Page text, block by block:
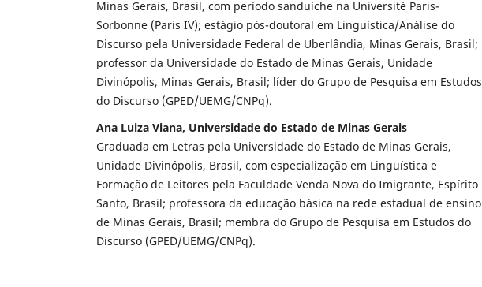
Minas Gerais, Brasil, com período sanduíche na Université Paris-
Sorbonne (Paris IV); estágio pós-doutoral em Linguística/Análise do
Discurso pela Universidade Federal de Uberlândia, Minas Gerais, Brasil;
professor da Universidade do Estado de Minas Gerais, Unidade
Divinópolis, Minas Gerais, Brasil; líder do Grupo de Pesquisa em Estudos
do Discurso (GPED/UEMG/CNPq).
Ana Luiza Viana, Universidade do Estado de Minas Gerais
Graduada em Letras pela Universidade do Estado de Minas Gerais,
Unidade Divinópolis, Brasil, com especialização em Linguística e
Formação de Leitores pela Faculdade Venda Nova do Imigrante, Espírito
Santo, Brasil; professora da educação básica na rede estadual de ensino
de Minas Gerais, Brasil; membra do Grupo de Pesquisa em Estudos do
Discurso (GPED/UEMG/CNPq).